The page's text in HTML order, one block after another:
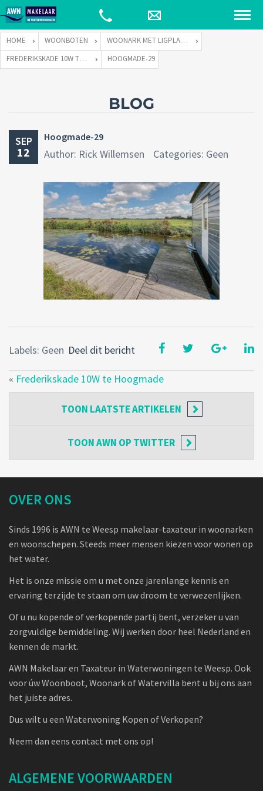
HOME WOONBOTEN
WOONARK MET LIGPLAATS
FREDERIKSKADE 10W TE HOOGMADE
HOOGMADE-29
BLOG
SEP
12
Hoogmade-29
Author: Rick Willemsen Categories: Geen
Deel dit bericht
Labels: Geen
« Frederikskade 10W te Hoogmade
TOON LAATSTE ARTIKELEN
TOONAWN OP TWITTER
OVER ONS
Sinds 1996 is AWN te Weesp makelaar-taxateur in woonarken
en woonschepen. Steeds meer mensen kiezen voor wonen op
het water.
Het is onze missie om u met onze jarenlange kennis en
ervaring terzijde te staan om uw droom te verwezenlijken.
Of u nu kopende of verkopende partij bent, verzeker u van
zorgvuldige bemiddeling. Wij werken door heel Nederland en
kennen de markt.
AWN Makelaar en Taxateur in Waterwoningen te Weesp. Ook
voor úw Woonboot, Woonark of Watervilla bent u bij ons aan
het juiste adres.
Dus wilt u een Waterwoning Kopen of Verkopen?
Neem dan eens contact met ons op!
ALGEMENE VOORWAARDEN